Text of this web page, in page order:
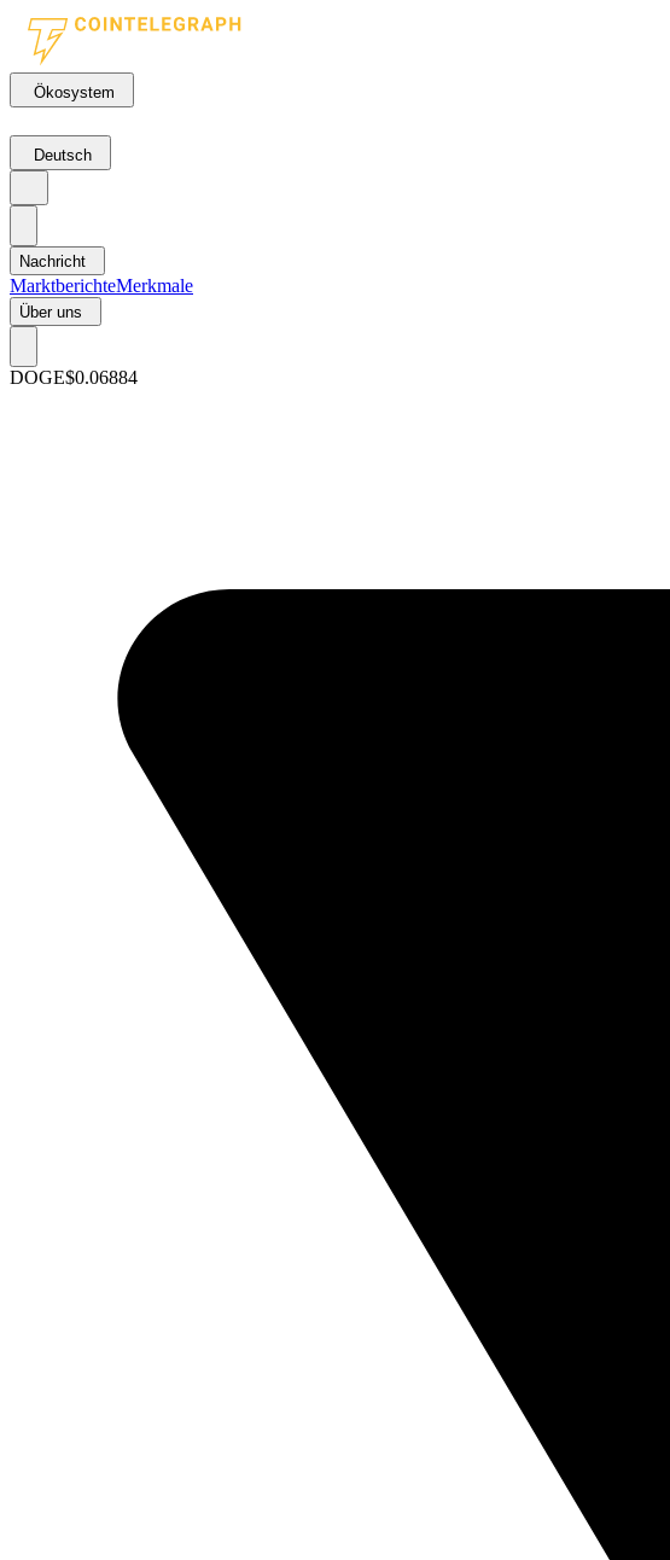
Ökosystem
Deutsch
Nachricht
MarktberichteMerkmale
Über uns
DOGE$0.06884